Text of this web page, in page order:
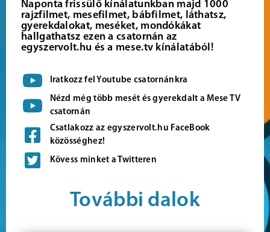
Naponta frissülő kínálatunkban majd 1000
rajzfilmet, mesefilmet, bábfilmet, láthatsz,
gyerekdalokat, meséket, mondókákat
hallgathatsz ezen a csatornán az
egyszervolt.hu és a mese.tv kínálatából!
Iratkozz fel Youtube csatornánkra
Nézd még több mesét és gyerekdalt a Mese TV
csatornán
Csatlakozz az egyszervolt.hu FaceBook
közösséghez!
Kövess minket a Twitteren
További dalok